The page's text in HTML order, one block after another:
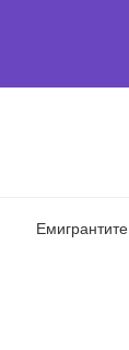
Емигрантите